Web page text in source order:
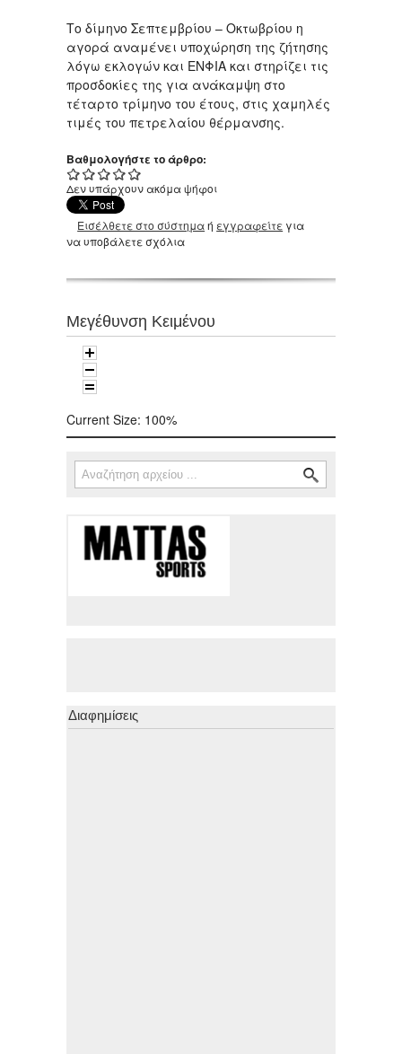
Το δίμηνο Σεπτεμβρίου – Οκτωβρίου η
αγορά αναμένει υποχώρηση της ζήτησης
λόγω εκλογών και ΕΝΦΙΑ και στηρίζει τις
προσδοκίες της για ανάκαμψη στο
τέταρτο τρίμηνο του έτους, στις χαμηλές
τιμές του πετρελαίου θέρμανσης.
Βαθμολογήστε το άρθρο:
Δεν υπάρχουν ακόμα ψήφοι
Εισέλθετε στο σύστημαή εγγραφείτε για
να υποβάλετε σχόλια
Μεγέθυνση Κειμένου
Current Size: 100%
Φόρμα αναζήτησης
Αναζήτηση
Διαφημίσεις